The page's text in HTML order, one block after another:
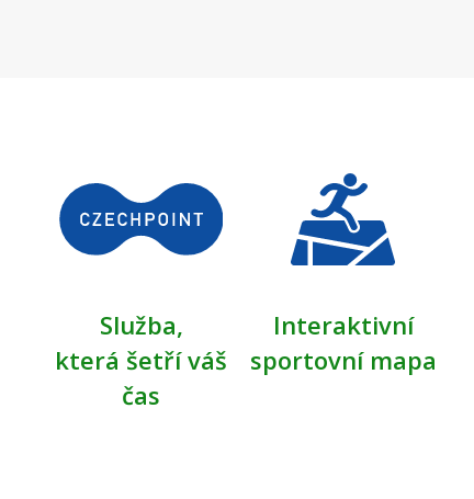
Služba,
která šetří váš
čas
Interaktivní
sportovní mapa